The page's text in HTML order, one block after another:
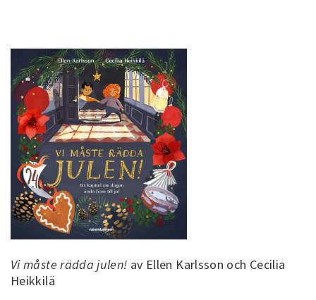
Vi måste rädda julen! av Ellen Karlsson och Cecilia
Heikkilä